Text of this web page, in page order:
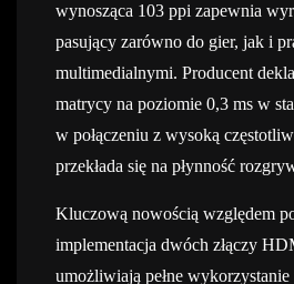
wynosząca 103 ppi zapewnia
pasujący zarówno do gier, jak i
multimedialnymi. Producent
matrycy na poziomie 0,3 ms w
w połączeniu z wysoką
przekłada się na płynność
Kluczową nowością względem
implementacja dwóch złączy
umożliwiają pełne